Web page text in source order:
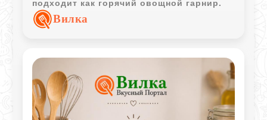
подходит как горячий овощной гарнир.
Вилка